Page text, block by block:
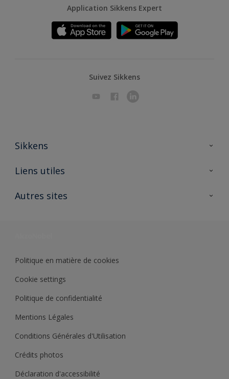
Application Sikkens Expert
Suivez Sikkens
Sikkens
A propos de Sikkens
Liens utiles
Ouvrir un magasin PASS
Autres sites
Politique en matière de cookies
Cookie settings
Politique de confidentialité
Mentions Légales
Conditions Générales d'Utilisation
Crédits photos
Déclaration d'accessibilité